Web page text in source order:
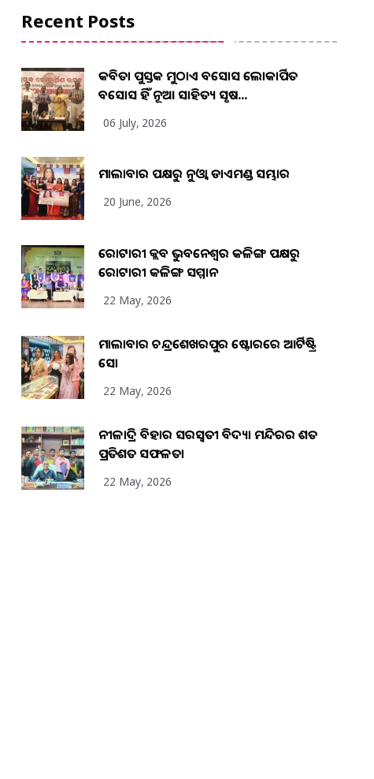
Recent Posts
କବିତା ପୁସ୍ତକ ମୁଠାଏ ଅବସୋସ ଲୋକାର୍ପିତ
ଅବସୋସ ହିଁ ନୂଆ ସାହିତ୍ୟ ସୃଷ...
06 July, 2026
ମାଲାବାର ପକ୍ଷରୁ ନୁଓ୍ବା ଡାଏମଣ୍ଡ ସମ୍ଭାର
20 June, 2026
ରୋଟାରୀ କ୍ଲବ ଭୁବନେଶ୍ୱର କଳିଙ୍ଗ ପକ୍ଷରୁ
ରୋଟାରୀ କଳିଙ୍ଗ ସମ୍ମାନ
22 May, 2026
ମାଲାବାର ଚନ୍ଦ୍ରଶେଖରପୁର ଷ୍ଟୋରରେ ଆର୍ଟିଷ୍ଟ୍ରି
ସୋ
22 May, 2026
ନୀଳାଦ୍ରି ବିହାର ସରସ୍ୱତୀ ବିଦ୍ୟା ମନ୍ଦିରର ଶତ
ପ୍ରତିଶତ ସଫଳତା
22 May, 2026